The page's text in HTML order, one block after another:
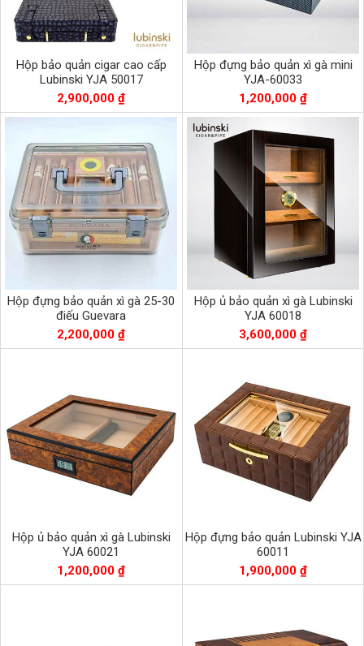
Hộp bảo quản cigar cao cấp
Lubinski YJA 50017
2,900,000 ₫
Hộp đựng bảo quản xì gà mini
YJA-60033
1,200,000 ₫
Hộp đựng bảo quản xì gà 25-30
điếu Guevara
2,200,000 ₫
Hộp ủ bảo quản xì gà Lubinski
YJA 60018
3,600,000 ₫
Hộp ủ bảo quản xì gà Lubinski
YJA 60021
1,200,000 ₫
Hộp đựng bảo quản Lubinski YJA
60011
1,900,000 ₫